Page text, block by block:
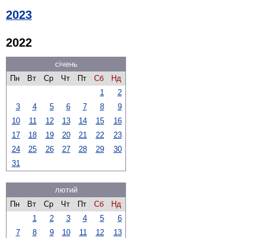
2023
2022
січень
Пн
Вт Ср Чт Пт Сб
Нд
1
2
3
4 5 6 7 8
9
10
11 12 13 14 15
16
17
18 19 20 21 22
23
24
25 26 27 28 29
30
31
лютий
Пн
Вт Ср Чт Пт Сб
Нд
1
2 3 4 5
6
7
8 9 10 11 12 13